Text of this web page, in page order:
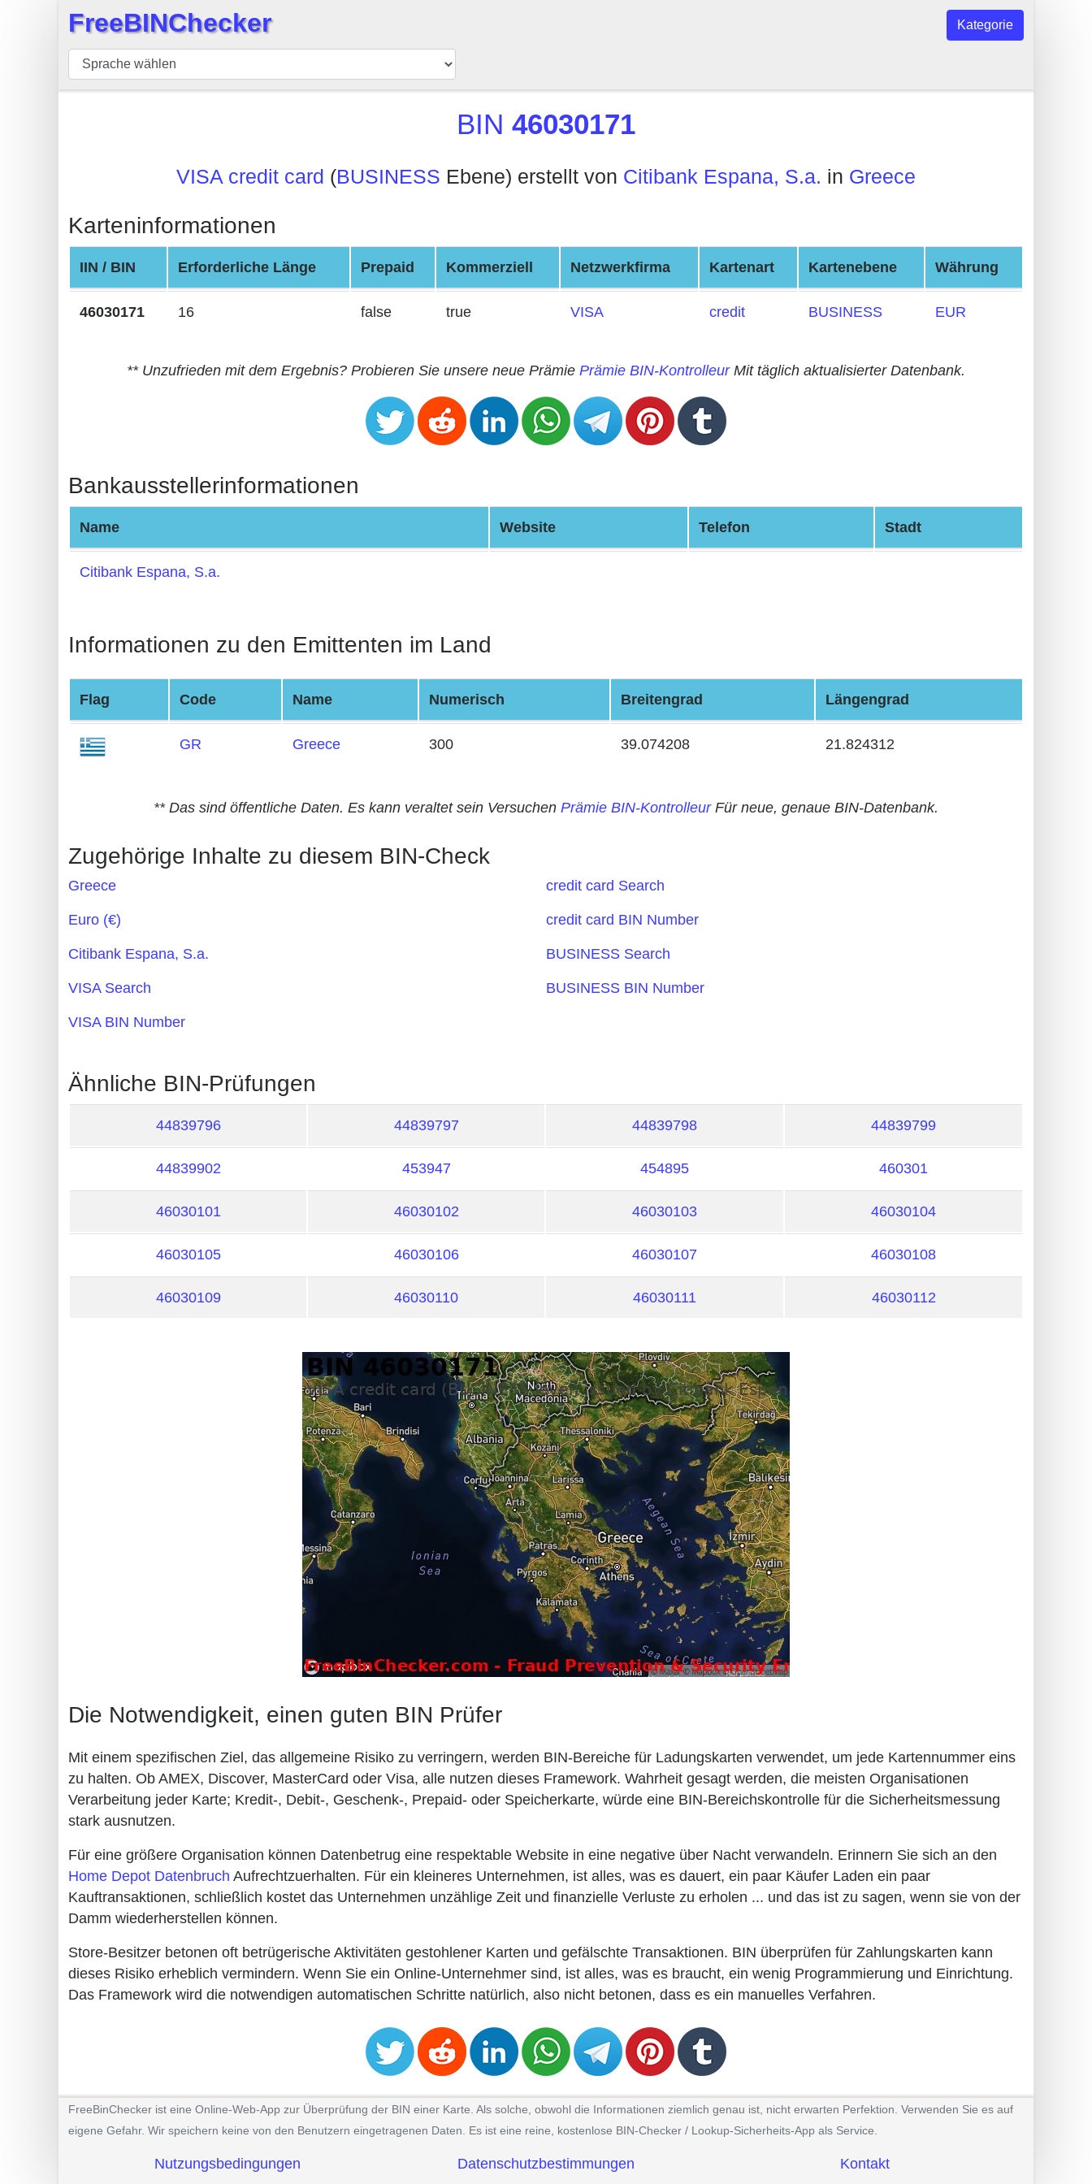
BIN
Prüfer
API
BIN
BIN
Credit
Card
Validator
Generator
Credit
Card
Generator
Generate
BIN
Credit
Card
Checker
What
My
Address
?
Lookup
BIN
/
FreeBINChecker Kategorie
BIN 46030171
VISA credit card (BUSINESS Ebene) erstellt von Citibank Espana, S.a. in Greece
Karteninformationen
IIN / BIN Erforderliche Länge Prepaid Kommerziell Netzwerkfirma Kartenart Kartenebene Währung
46030171 16 false true VISA credit BUSINESS EUR
** Unzufrieden mit dem Ergebnis? Probieren Sie unsere neue Prämie Prämie BIN-KontrolleurMit täglich aktualisierter Datenbank.
Bankausstellerinformationen
Name Website Telefon Stadt
Citibank Espana, S.a.
Informationen zu den Emittenten im Land
Flag Code Name Numerisch Breitengrad Längengrad
GR Greece 300 39.074208 21.824312
** Das sind öffentliche Daten. Es kann veraltet sein Versuchen Prämie BIN-KontrolleurFür neue, genaue BIN-Datenbank.
Zugehörige Inhalte zu diesem BIN-Check
Greece
Euro (€)
Citibank Espana, S.a.
VISA Search
VISA BIN Number
credit card Search
credit card BIN Number
BUSINESS Search
BUSINESS BIN Number
Ähnliche BIN-Prüfungen
44839796 44839797 44839798 44839799
44839902 453947 454895 460301
46030101 46030102 46030103 46030104
46030105 46030106 46030107 46030108
46030109 46030110 46030111 46030112
Die Notwendigkeit, einen guten BIN Prüfer
Mit einem spezifischen Ziel, das allgemeine Risiko zu verringern, werden BIN-Bereiche für Ladungskarten verwendet, um jede Kartennummer eins
zu halten. Ob AMEX, Discover, MasterCard oder Visa, alle nutzen dieses Framework. Wahrheit gesagt werden, die meisten Organisationen
Verarbeitung jeder Karte; Kredit-, Debit-, Geschenk-, Prepaid- oder Speicherkarte, würde eine BIN-Bereichskontrolle für die Sicherheitsmessung
stark ausnutzen.
Für eine größere Organisation können Datenbetrug eine respektable Website in eine negative über Nacht verwandeln. Erinnern Sie sich an den
Home Depot Datenbruch Aufrechtzuerhalten. Für ein kleineres Unternehmen, ist alles, was es dauert, ein paar Käufer Laden ein paar
Kauftransaktionen, schließlich kostet das Unternehmen unzählige Zeit und finanzielle Verluste zu erholen ... und das ist zu sagen, wenn sie von der
Damm wiederherstellen können.
Store-Besitzer betonen oft betrügerische Aktivitäten gestohlener Karten und gefälschte Transaktionen. BIN überprüfen für Zahlungskarten kann
dieses Risiko erheblich vermindern. Wenn Sie ein Online-Unternehmer sind, ist alles, was es braucht, ein wenig Programmierung und Einrichtung.
Das Framework wird die notwendigen automatischen Schritte natürlich, also nicht betonen, dass es ein manuelles Verfahren.
FreeBinChecker ist eine Online-Web-App zur Überprüfung der BIN einer Karte. Als solche, obwohl die Informationen ziemlich genau ist, nicht erwarten Perfektion. Verwenden Sie es auf
eigene Gefahr. Wir speichern keine von den Benutzern eingetragenen Daten. Es ist eine reine, kostenlose BIN-Checker / Lookup-Sicherheits-App als Service.
Nutzungsbedingungen Datenschutzbestimmungen Kontakt